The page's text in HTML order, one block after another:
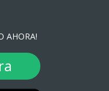
AHORA!